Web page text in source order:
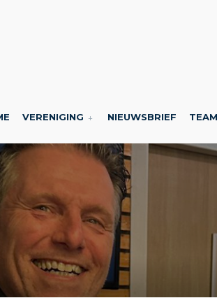
VERENIGING NIEUWSBRIEF